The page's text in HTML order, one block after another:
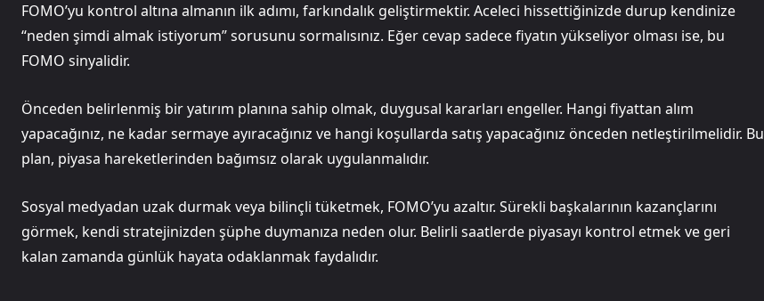
FOMO’yu kontrol altına almanın ilk adımı, farkındalık geliştirmektir. Aceleci hissettiğinizde durup kendinize
“neden şimdi almak istiyorum” sorusunu sormalısınız. Eğer cevap sadece fiyatın yükseliyor olması ise, bu
FOMO sinyalidir.
Önceden belirlenmiş bir yatırım planına sahip olmak, duygusal kararları engeller. Hangi fiyattan alım
yapacağınız, ne kadar sermaye ayıracağınız ve hangi koşullarda satış yapacağınız önceden netleştirilmelidir. Bu
plan, piyasa hareketlerinden bağımsız olarak uygulanmalıdır.
Sosyal medyadan uzak durmak veya bilinçli tüketmek, FOMO’yu azaltır. Sürekli başkalarının kazançlarını
görmek, kendi stratejinizden şüphe duymanıza neden olur. Belirli saatlerde piyasayı kontrol etmek ve geri
kalan zamanda günlük hayata odaklanmak faydalıdır.